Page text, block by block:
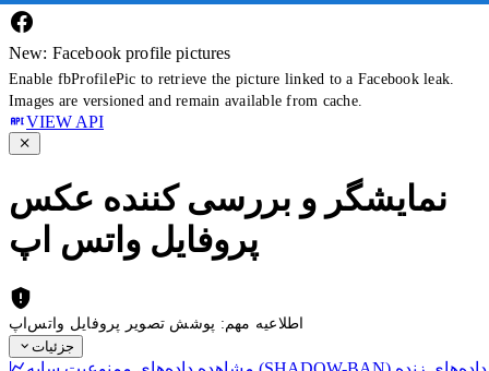
New: Facebook profile pictures
Enable fbProfilePic to retrieve the picture linked to a Facebook leak.
Images are versioned and remain available from cache.
VIEW API
نمایشگر و بررسی کننده عکس
پروفایل واتس اپ
اطلاعیه مهم: پوشش تصویر پروفایل واتس‌اپ
جزئیات